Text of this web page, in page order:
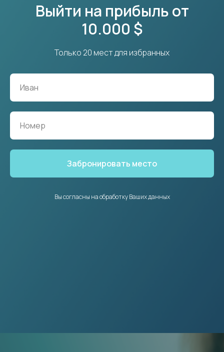
Выйти на прибыль от
10.000 $
Только 20 мест для избранных
Забронировать место
Вы согласны на обработку Ваших данных